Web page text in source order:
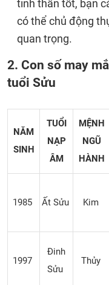
tinh thần tốt, bạn
có thể chủ động
quan trọng.
2. Con số may
tuổi Sửu
NĂM
SINH
TUỔI
NẠP
ÂM
MỆNH
NGŨ
HÀNH
1985 Ất Sửu Kim
1997
Đinh
Sửu
Thủy